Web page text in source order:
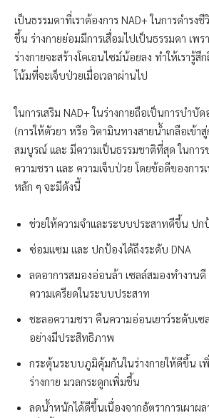
เป็นธรรมดาที่เราต้องการ NAD+ ในการดำรงชี
ขึ้น ร่างกายย่อมมีการเสื่อมไปเป็นธรรมดา เพ
ร่างกายจะสร้างโคเอนไซม์น้อยลง ทำให้เรารู้สึ
โน้มที่จะเจ็บป่วยเมื่อเวลาผ่านไป
ในการเสริม NAD+ ในร่างกายถือเป็นการบำบั
(การให้ตัวยา หรือ วิตามินทางสายน้ำเกลือเข้า
สมบูรณ์ และ มีความเป็นธรรมชาติที่สุด ในการ
ความชรา และ ความเจ็บป่วย โดยข้อดีของการ
หลัก ๆ จะมีดังนี้
ช่วยให้ความจำและระบบประสาทดีขึ้น ปก
ซ่อมแซม และ ปกป้องได้ถึงระดับ DNA
ลดอาการสมองอ่อนล้า เซลล์สมองทำงาน
ความเครียดในระบบประสาท
ชะลอความชรา คืนความอ่อนเยาว์ระดับเ
อย่างมีประสิทธิภาพ
กระตุ้นระบบภูมิคุ้มกันในร่างกายให้ดีขึ้น เ
ร่างกาย มวลกระดูกเพิ่มขึ้น
ลดน้ำหนักได้ดีขึ้นเนื่องจากอัตราการเผาผ